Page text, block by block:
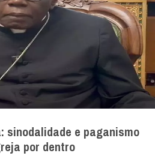
sinodalidade e paganismo
por dentro